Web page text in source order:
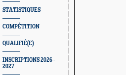
STATISTIQUES
COMPÉTITION
QUALIFIÉ(E)
INSCRIPTIONS 2026 -
2027